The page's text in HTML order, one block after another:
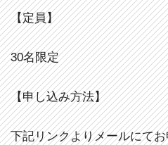
【定員】
30名限定
【申し込み方法】
下記リンクよりメールにて